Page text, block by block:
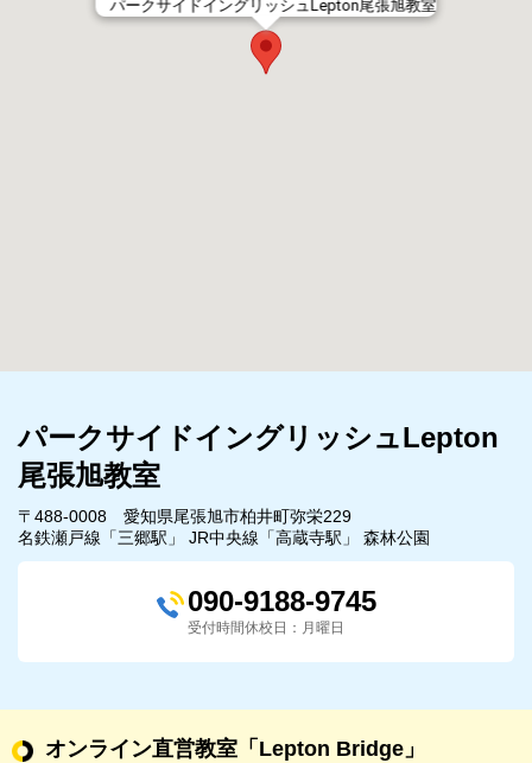
パークサイドイングリッシュLepton尾張旭教室
パークサイドイングリッシュLepton
尾張旭教室
〒488-0008 愛知県尾張旭市柏井町弥栄229
名鉄瀬戸線「三郷駅」 JR中央線「高蔵寺駅」 森林公園
090-9188-9745
受付時間休校日：月曜日
オンライン直営教室 「Lepton Bridge」